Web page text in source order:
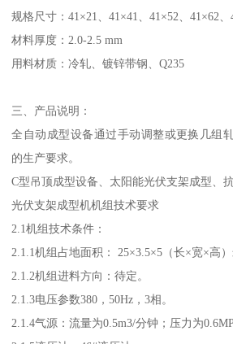
规格尺寸：41×21、41×41、41×52、41×62
材料厚度：2.0-2.5 mm
用料材质：冷轧、镀锌带钢、Q235
三、产品说明：
全自动成型设备通过手动调整或更换几组
的生产要求。
C型吊顶成型设备、太阳能光伏支架成型、
光伏支架成型机机组技术要求
2.1机组技术条件：
2.1.1机组占地面积： 25×3.5×5（长×宽×高）
2.1.2机组进料方向：待定。
2.1.3电压参数380，50Hz，3相。
2.1.4气源：流量为0.5m3/分钟；压力为